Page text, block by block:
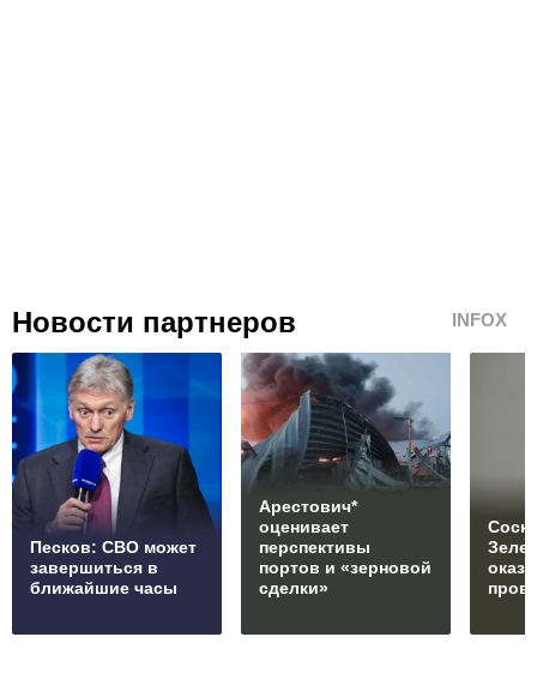
Новости партнеров INFOX
Песков: СВО может
завершиться в
ближайшие часы
Арестович*
оценивает
перспективы
портов и «зерновой
сделки»